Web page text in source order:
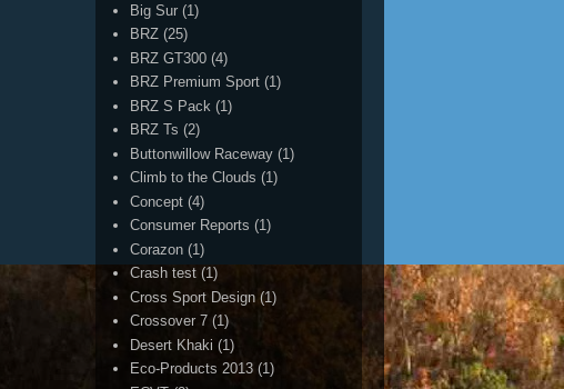
Big Sur (1)
BRZ (25)
BRZ GT300 (4)
BRZ Premium Sport (1)
BRZ S Pack (1)
BRZ Ts (2)
Buttonwillow Raceway (1)
Climb to the Clouds (1)
Concept (4)
Consumer Reports (1)
Corazon (1)
Crash test (1)
Cross Sport Design (1)
Crossover 7 (1)
Desert Khaki (1)
Eco-Products 2013 (1)